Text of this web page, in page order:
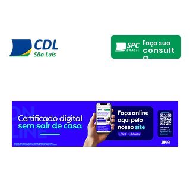
Faça sua
consult
a